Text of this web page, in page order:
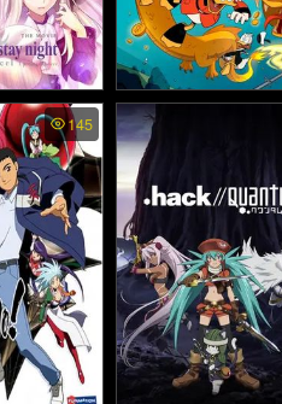
Heaven's
flower ซับไ
นท์ เฮเว่นส์
าร์ตวัน: เพร
อร์ (2017)
DuckTales พากย์ไท
น้อยผจญภัย
145